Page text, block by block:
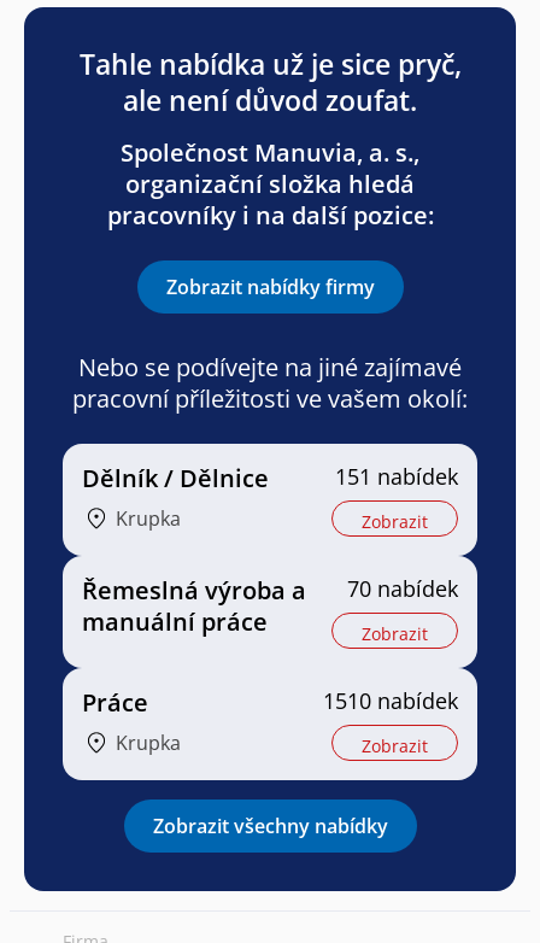
Tahle nabídka už je sice pryč,
ale není důvod zoufat.
Společnost Manuvia, a. s.,
organizační složka hledá
pracovníky i na další pozice:
Zobrazit nabídky firmy
Nebo se podívejte na jiné zajímavé
pracovní příležitosti ve vašem okolí:
Dělník / Dělnice
Krupka
151 nabídek
Zobrazit
Řemeslná výroba a
manuální práce
70 nabídek
Zobrazit
Práce
Krupka
1510 nabídek
Zobrazit
Zobrazit všechny nabídky